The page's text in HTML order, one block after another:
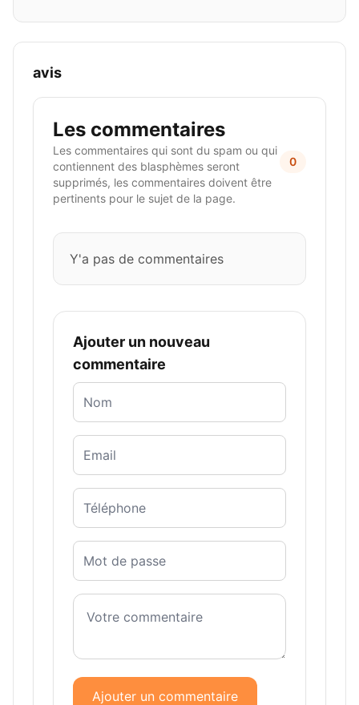
avis
Les commentaires
Les commentaires qui sont du spam ou qui
contiennent des blasphèmes seront
supprimés, les commentaires doivent être
pertinents pour le sujet de la page.
0
Y'a pas de commentaires
Ajouter un nouveau
commentaire
Ajouter un commentaire